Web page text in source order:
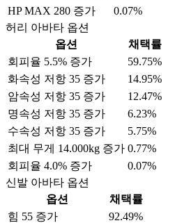
HP MAX 280 증가
0.07%
허리 아바타 옵션
옵션
채택률
회피율 5.5% 증가
59.75%
화속성 저항 35 증가
14.95%
암속성 저항 35 증가
12.47%
명속성 저항 35 증가
6.23%
수속성 저항 35 증가
5.75%
최대 무게 14.000kg 증가 0.77%
회피율 4.0% 증가
0.07%
신발 아바타 옵션
옵션
채택률
힘 55 증가
92.49%